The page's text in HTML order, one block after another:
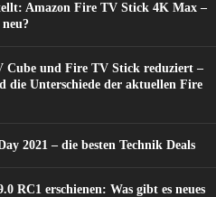
Amazon Fire TV Stick 4K Max –
Cube und Fire TV Stick reduziert –
die Unterschiede der aktuellen Fire
2021 – die besten Technik Deals
RC1 erschienen: Was gibt es neues